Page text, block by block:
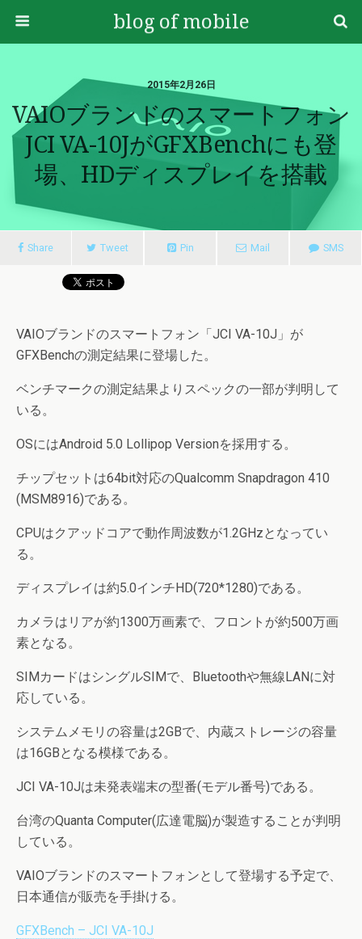
blog of mobile
2015年2月26日
VAIOブランドのスマートフォン
JCI VA-10JがGFXBenchにも登
場、HDディスプレイを搭載
Share Tweet Pin Mail SMS
VAIOブランドのスマートフォン「JCI VA-10J」が
GFXBenchの測定結果に登場した。
ベンチマークの測定結果よりスペックの一部が判明して
いる。
OSにはAndroid 5.0 Lollipop Versionを採用する。
チップセットは64bit対応のQualcomm Snapdragon 410
(MSM8916)である。
CPUはクアッドコアで動作周波数が1.2GHzとなってい
る。
ディスプレイは約5.0インチHD(720*1280)である。
カメラはリアが約1300万画素で、フロントが約500万画
素となる。
SIMカードはシングルSIMで、Bluetoothや無線LANに対
応している。
システムメモリの容量は2GBで、内蔵ストレージの容量
は16GBとなる模様である。
JCI VA-10Jは未発表端末の型番(モデル番号)である。
台湾のQuanta Computer(広達電脳)が製造することが判明
している。
VAIOブランドのスマートフォンとして登場する予定で、
日本通信が販売を手掛ける。
GFXBench – JCI VA-10J